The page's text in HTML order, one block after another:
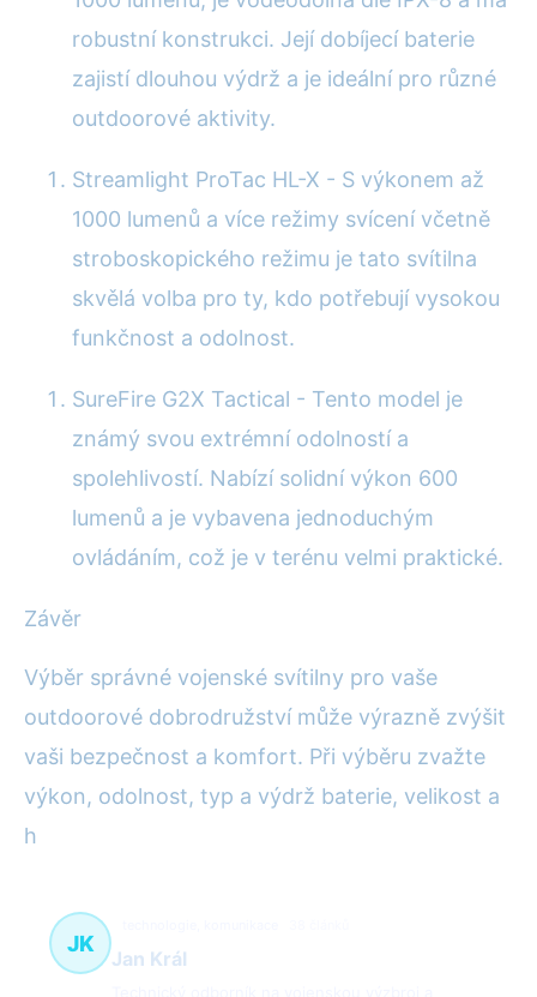
robustní konstrukci. Její dobíjecí baterie
zajistí dlouhou výdrž a je ideální pro různé
outdoorové aktivity.
Streamlight ProTac HL-X - S výkonem až
1000 lumenů a více režimy svícení včetně
stroboskopického režimu je tato svítilna
skvělá volba pro ty, kdo potřebují vysokou
funkčnost a odolnost.
SureFire G2X Tactical - Tento model je
známý svou extrémní odolností a
spolehlivostí. Nabízí solidní výkon 600
lumenů a je vybavena jednoduchým
ovládáním, což je v terénu velmi praktické.
Závěr
Výběr správné vojenské svítilny pro vaše
outdoorové dobrodružství může výrazně zvýšit
vaši bezpečnost a komfort. Při výběru zvažte
výkon, odolnost, typ a výdrž baterie, velikost a
h
JK
Jan Král